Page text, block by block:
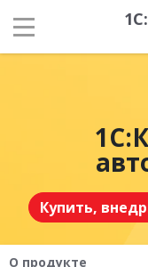
Купить,
О продукте